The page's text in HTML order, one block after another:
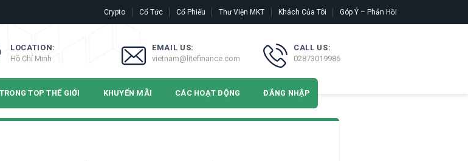
Crypto Cổ Tức Cổ Phiếu Thư Viện MKT Khách Của Tôi Góp Ý – Phản Hồi
LOCATION:
Hồ Chí Minh
EMAIL US:
vietnam@litefinance.com
CALL US:
02873019986
TOP THẾ GIỚI KHUYẾN MÃI CÁC HOẠT ĐỘNG ĐĂNG NHẬP